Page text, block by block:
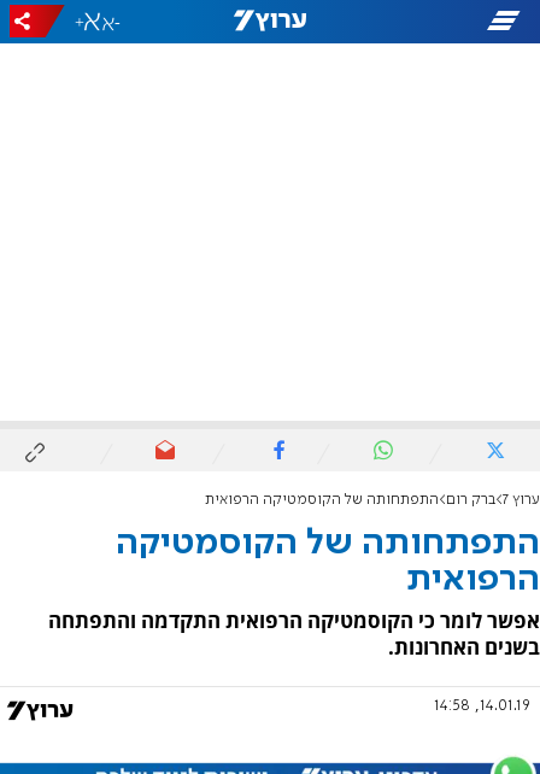
-
+
ערוץ 7 ברק רום התפתחותה של הקוסמטיקה הרפואית
התפתחותה של הקוסמטיקה
הרפואית
אפשר לומר כי הקוסמטיקה הרפואית התקדמה והתפתחה
בשנים האחרונות.
14.01.19, 14:58